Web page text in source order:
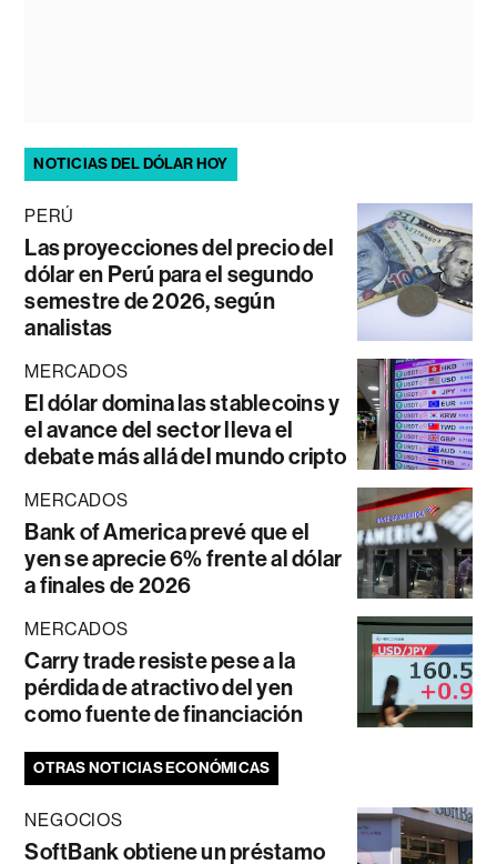
NOTICIAS DEL DÓLAR HOY
PERÚ
Las proyecciones del precio del
dólar en Perú para el segundo
semestre de 2026, según
analistas
MERCADOS
El dólar domina las stablecoins y
el avance del sector lleva el
debate más allá del mundo cripto
MERCADOS
Bank of America prevé que el
yen se aprecie 6% frente al dólar
a finales de 2026
MERCADOS
Carry trade resiste pese a la
pérdida de atractivo del yen
como fuente de financiación
OTRAS NOTICIAS ECONÓMICAS
NEGOCIOS
SoftBank obtiene un préstamo